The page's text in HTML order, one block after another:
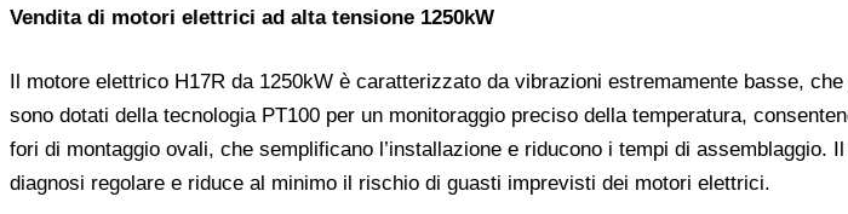
Vendita di motori elettrici ad alta tensione 1250kW
Il motore elettrico H17R da 1250kW è caratterizzato da vibrazioni estremamente basse,
sono dotati della tecnologia PT100 per un monitoraggio preciso della temperatura,
fori di montaggio ovali, che semplificano l’installazione e riducono i tempi di
diagnosi regolare e riduce al minimo il rischio di guasti imprevisti dei motori elettrici.